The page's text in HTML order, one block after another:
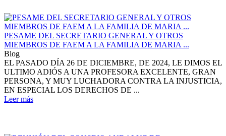
PESAME DEL SECRETARIO GENERAL Y OTROS
MIEMBROS DE FAEM A LA FAMILIA DE MARIA ...
Blog
EL PASADO DÍA 26 DE DICIEMBRE, DE 2024, LE DIMOS EL
ULTIMO ADIÓS A UNA PROFESORA EXCELENTE, GRAN
PERSONA, Y MUY LUCHADORA CONTRA LA INJUSTICIA,
EN ESPECIAL LOS DERECHOS DE ...
Leer más